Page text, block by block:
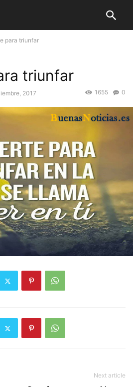
para triunfar
triunfar
2017 0
1655
Next article